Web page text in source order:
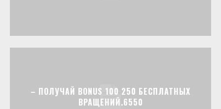
– ПОЛУЧАЙ BONUS 100 250 БЕСПЛАТНЫХ
ВРАЩЕНИЙ.6550